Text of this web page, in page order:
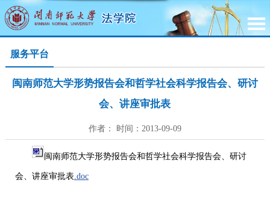
服务平台
闽南师范大学形势报告会和哲学社会科学报告会、研讨
会、讲座审批表
作者： 时间：2013-09-09
闽南师范大学形势报告会和哲学社会科学报告会、研讨
会、讲座审批表.doc